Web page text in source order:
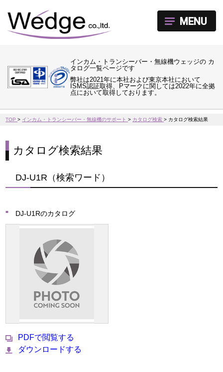
インカム・トランシーバー・無線機ウェッジの カ
タログ一覧ページです
弊社は2021年に本社および東京本社において
ISMS認証取得、Pマークに関しては2022年に全拠
点において取得しております。
MENU
TOP> インカム・トランシーバー・無線機のサポート> カタログ検索> カタログ検索結果
カタログ検索結果
DJ-U1R（検索ワード）
DJ-U1Rのカタログ
PDFで閲覧する
ダウンロードする